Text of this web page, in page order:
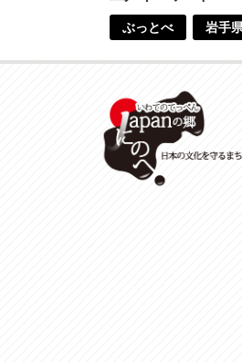
ぶっとべ 岩手